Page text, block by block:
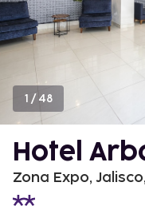
1 /48
Hotel
Zona Expo,